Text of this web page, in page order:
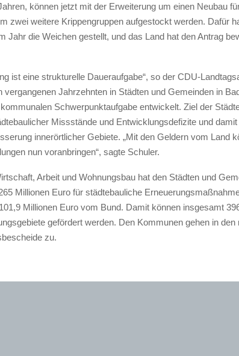
können jetzt mit der Erweiterung um einen Neubau
zwei weitere Krippengruppen aufgestockt werden. Dafür
Jahr die Weichen gestellt, und das Land hat den Antrag
ist eine strukturelle Daueraufgabe“, so der CDU-
vergangenen Jahrzehnten in Städten und Gemeinden in
Schwerpunktaufgabe entwickelt. Ziel der
Missstände und Entwicklungsdefizite und damit
innerörtlicher Gebiete. „Mit den Geldern vom Land
nun voranbringen“, sagte Schuler.
Arbeit und Wohnungsbau hat den Städten und
Millionen Euro für städtebauliche
Millionen Euro vom Bund. Damit können insgesamt
gefördert werden. Den Kommunen gehen in den
zu.